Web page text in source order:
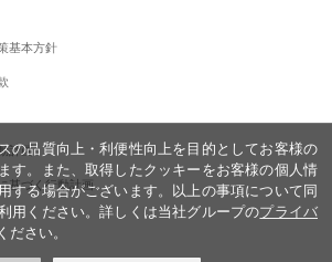
基本方針
計画
基づく行動計画
の品質向上・利便性向上を目的としてお客様の
す。また、取得したクッキーをお客様の個人情
する場合がございます。以上の事項について同
用ください。詳しくは当社グループのプライバ
ださい。